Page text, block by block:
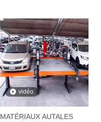
vidéo
MATÉRIAUX AUTALES